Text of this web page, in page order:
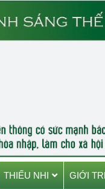
THIẾU NHI GIỚI